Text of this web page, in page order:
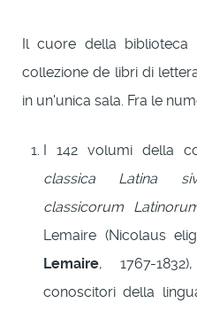
Il cuore della
collezione de libri di
in un'unica sala. Fra le
I 142 volumi della
classica Latina
classicorum
Lemaire (Nicolaus
Lemaire, 1767-
conoscitori della